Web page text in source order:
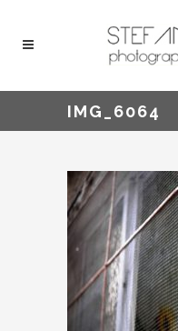
IMG_6064